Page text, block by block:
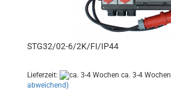
STG32/02-6/2K/FI/IP44
Lieferzeit: ca. 3-4 Wochen
abweichend)